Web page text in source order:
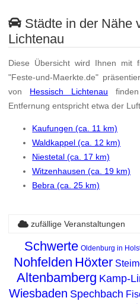
Städte in der Nähe
Lichtenau
Diese Übersicht wird Ihnen mit
"Feste-und-Maerkte.de"
von Hessisch Lichtenau
Entfernung entspricht etwa der
Kaufungen (ca. 11 km)
Waldkappel (ca. 12 km)
Niestetal (ca. 17 km)
Witzenhausen (ca. 19 km)
Bebra (ca. 25 km)
zufällige Veranstaltungen
Schwerte Oldenburg in
Nohfelden Höxter
Altenbamberg Kamp-
Wiesbaden Spechbach